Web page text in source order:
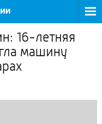
16-летняя
машину